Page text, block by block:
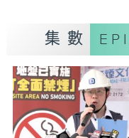
集數